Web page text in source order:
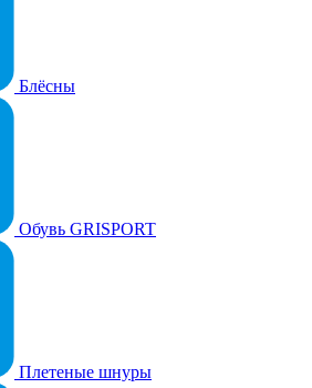
Блёсны
Обувь GRISPORT
Плетеные шнуры